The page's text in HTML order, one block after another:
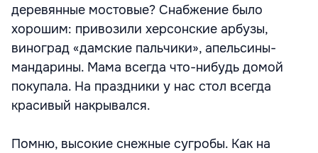
деревянные мостовые? Снабжение было
хорошим: привозили херсонские арбузы,
виноград «дамские пальчики», апельсины-
мандарины. Мама всегда что-нибудь домой
покупала. На праздники у нас стол всегда
красивый накрывался.
Помню, высокие снежные сугробы. Как на